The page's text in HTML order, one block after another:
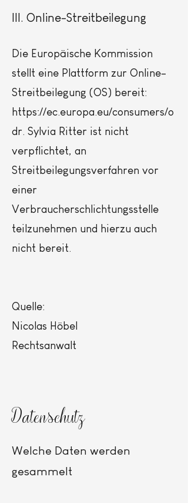
III. Online-Streitbeilegung
Die Europäische Kommission
stellt eine Plattform zur Online-
Streitbeilegung (OS) bereit:
https://ec.europa.eu/consumers/o
dr. Sylvia Ritter ist nicht
verpflichtet, an
Streitbeilegungsverfahren vor
einer
Verbraucherschlichtungsstelle
teilzunehmen und hierzu auch
nicht bereit.
Quelle:
Nicolas Höbel
Rechtsanwalt
Datenschutz
Welche Daten werden
gesammelt